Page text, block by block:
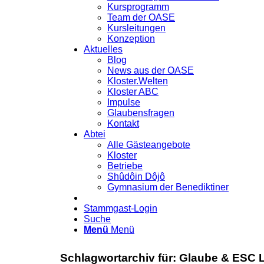
Kursprogramm
Team der OASE
Kursleitungen
Konzeption
Aktuelles
Blog
News aus der OASE
Kloster.Welten
Kloster ABC
Impulse
Glaubensfragen
Kontakt
Abtei
Alle Gästeangebote
Kloster
Betriebe
Shûdôin Dôjô
Gymnasium der Benediktiner
Stammgast-Login
Suche
Menü Menü
Schlagwortarchiv für: Glaube & ESC